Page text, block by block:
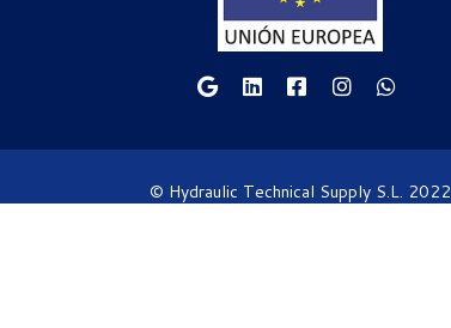
© Hydraulic Technical Supply S.L. 2022